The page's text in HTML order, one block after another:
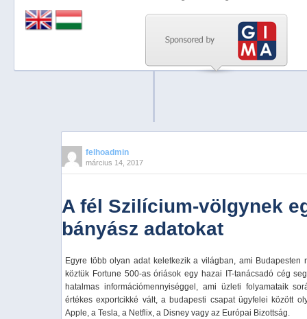
felhoadmin
március 14, 2017
A fél Szilícium-völgynek
bányász adatokat
Egyre több olyan adat keletkezik a világban, ami Budapesten
köztük Fortune 500-as óriások egy hazai IT-tanácsadó cég
hatalmas információmennyiséggel, ami üzleti folyamataik
értékes exportcikké vált, a budapesti csapat ügyfelei között
Apple, a Tesla, a Netflix, a Disney vagy az Európai Bizottság.